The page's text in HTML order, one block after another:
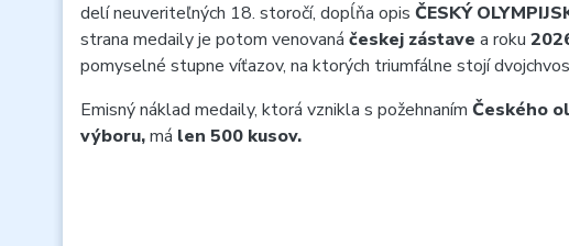
delí neuveriteľných 18. storočí, dopĺňa opis ČESKÝ
strana medaily je potom venovaná českej zástave a roku
pomyselné stupne víťazov, na ktorých triumfálne stojí
Emisný náklad medaily, ktorá vznikla s požehnaním Českého
výboru,má len 500 kusov.